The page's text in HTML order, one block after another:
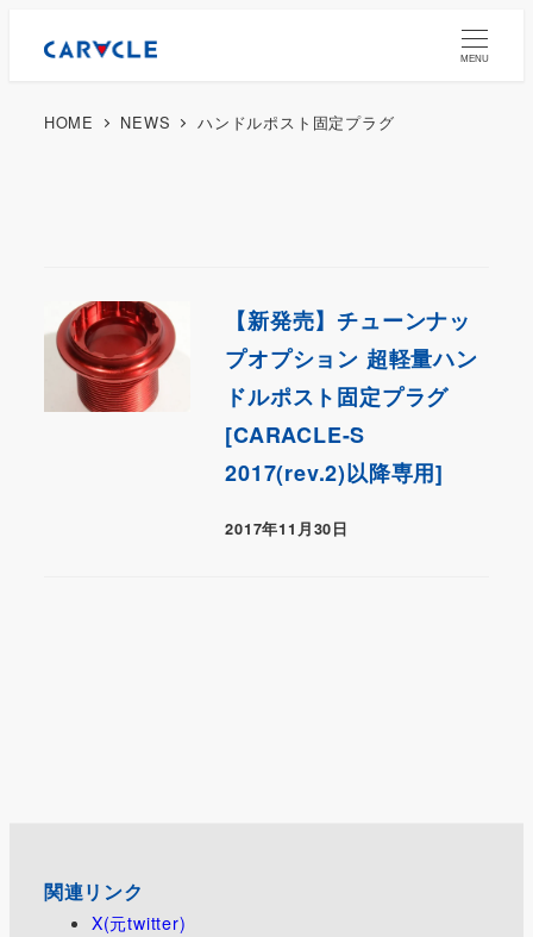
MENU
HOME NEWS ハンドルポスト固定プラグ
【新発売】チューンナッ
プオプション 超軽量ハン
ドルポスト固定プラグ
[CARACLE-S
2017(rev.2)以降専用]
2017年11月30日
関連リンク
X(元twitter)